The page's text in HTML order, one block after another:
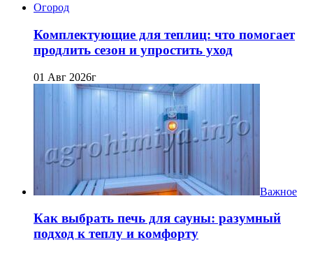
Огород
Комплектующие для теплиц: что помогает
продлить сезон и упростить уход
01 Авг 2026г
Важное
Как выбрать печь для сауны: разумный
подход к теплу и комфорту